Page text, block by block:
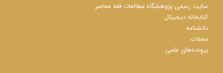
سایت رسمی پژوهشگاه مطالعات فقه معاصر
کتابخانه دیجیتال
دانشنامه
مجلات
پرونده‌های علمی